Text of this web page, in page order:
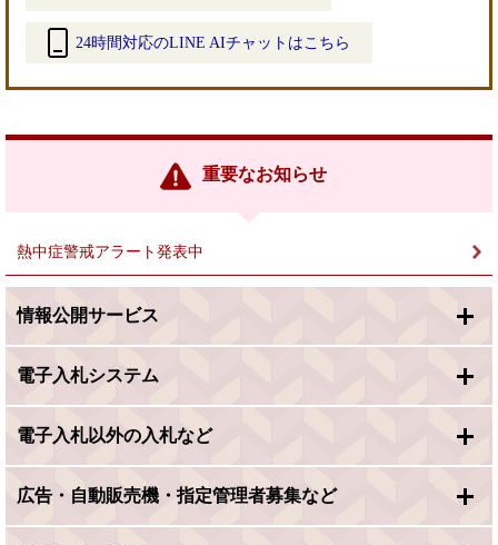
24時間対応のLINE AIチャットはこちら
リ
重要なお知らせ
熱中症警戒アラート発表中
情報公開サービス
電子入札システム
電子入札以外の入札など
広告・自動販売機・指定管理者募集など